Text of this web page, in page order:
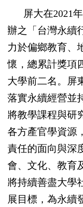
屏大在2021
辦之「台灣永續
力於偏鄉教育、
懷，總累計獎項
大學前二名。
屏
落實永續經營並
將教學課程與研
各方產官學資源
責任的面向與深
會、文化、教育
將持續善盡大學
展目標，為永續